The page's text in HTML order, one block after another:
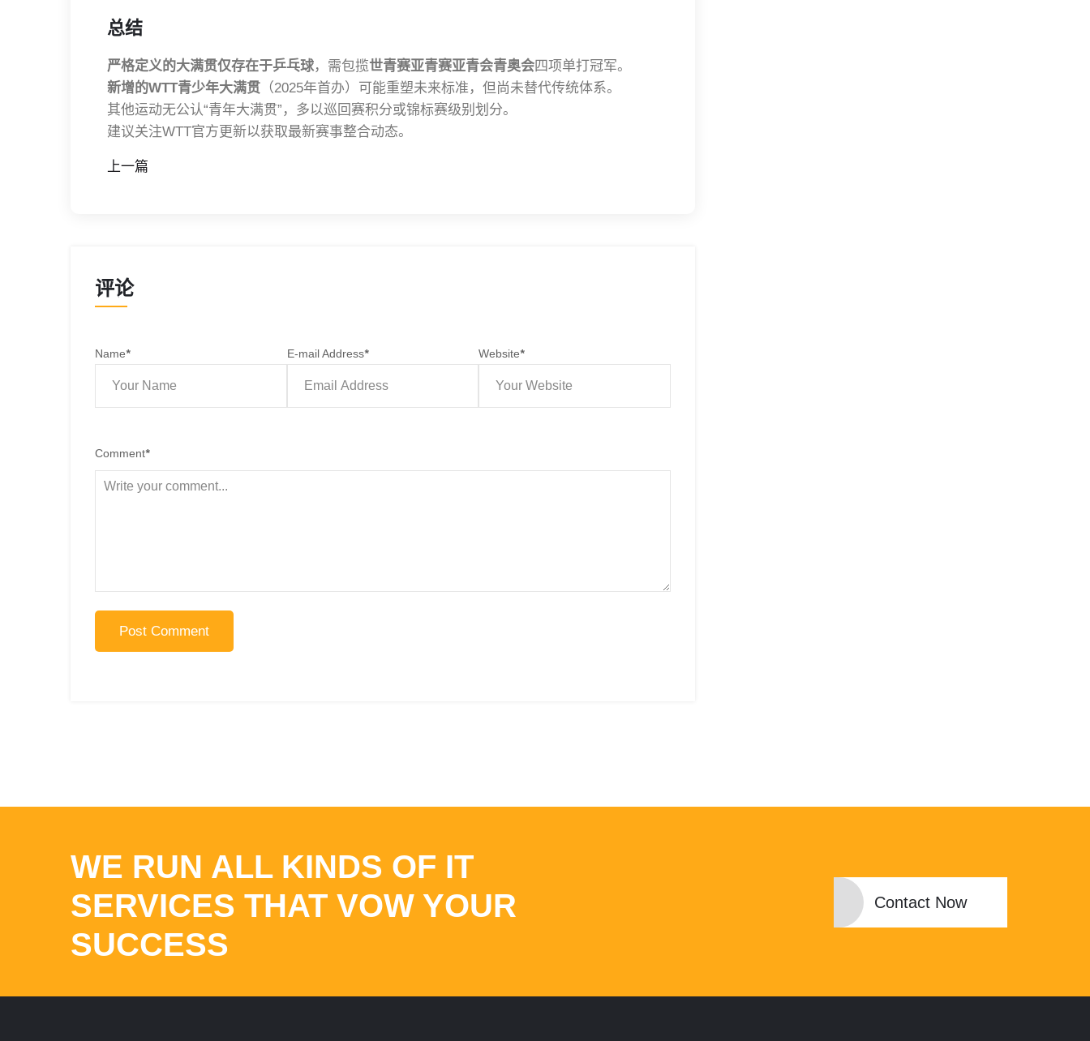
总结
严格定义的大满贯仅存在于乒乓球，需包揽世青赛亚青赛亚青会青奥会四项单打冠军。
新增的WTT青少年大满贯 （2025年首办）可能重塑未来标准，但尚未替代传统体系。
其他运动无公认“青年大满贯”，多以巡回赛积分或锦标赛级别划分。
建议关注WTT官方更新以获取最新赛事整合动态。
上一篇
评论
Name* E-mail Address* Website*
Comment*
Post Comment
WE RUN ALL KINDS OF IT
SERVICES THAT VOW YOUR
SUCCESS
Contact Now